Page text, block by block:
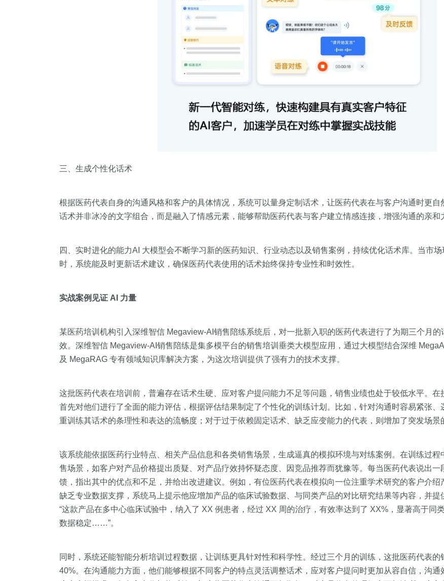
三、生成个性化话术
根据医药代表自身的沟通风格和客户的具体情况，系统可以量身定制话术，让医药代表在与客户沟通时更自
话术并非冰冷的文字组合，而是融入了情感元素，能够帮助医药代表与客户建立情感连接，增强沟通的亲和
四、实时进化的能力AI 大模型会不断学习新的医药知识、行业动态以及销售案例，持续优化话术库。当市
时，系统能及时更新话术建议，确保医药代表使用的话术始终保持专业性和时效性。
实战案例见证 AI 力量
某医药培训机构引入深维智信 Megaview-AI销售陪练系统后，对一批新入职的医药代表进行了为期三个月
效。深维智信 Megaview-AI销售陪练是集多模平台的销售培训垂类大模型应用，通过大模型结合深维
及 MegaRAG 专有领域知识库解决方案，为这次培训提供了强有力的技术支撑。
这批医药代表在培训前，普遍存在话术生硬、应对客户提问能力不足等问题，销售业绩也处于较低水平。在
首先对他们进行了全面的能力评估，根据评估结果制定了个性化的训练计划。比如，针对沟通时容易紧张、
重训练其话术的条理性和表达的流畅度；对于过于依赖固定话术、缺乏应变能力的代表，则增加了突发场景
该系统能依据医药行业特点、相关产品信息和各类销售场景，生成逼真的模拟环境与对练案例。在训练过程
售场景，如客户对产品价格提出质疑、对产品疗效持怀疑态度、因竞品推荐而犹豫等。每当医药代表说出一
馈，指出其中的优点和不足，并给出改进建议。例如，有位医药代表在模拟向一位注重学术研究的客户介绍
缺乏专业数据支撑，系统马上提示他应增加产品的临床试验数据、与同类产品的对比研究结果等内容，并提
“这款产品在多中心临床试验中，纳入了 XX 例患者，经过 XX 周的治疗，有效率达到了 XX%，显著高于同
数据稳定……”。
同时，系统还能智能分析培训过程数据，让训练更具针对性和科学性。经过三个月的训练，这批医药代表的
40%。在沟通能力方面，他们能够根据不同客户的特点灵活调整话术，应对客户提问时更加从容自信，沟通